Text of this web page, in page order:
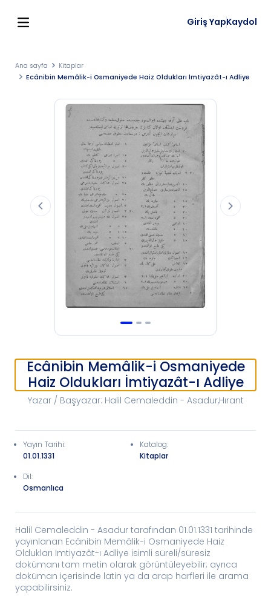
Giriş YapKaydol
Ana sayfa
Kitaplar
Ecânibin Memâlik-i Osmaniyede Haiz Oldukları İmtiyazât-ı Adliye
Ecânibin Memâlik-i Osmaniyede
Haiz Oldukları İmtiyazât-ı Adliye
Yazar / Başyazar: Halil Cemaleddin - Asadur,Hırant
Yayın Tarihi:
01.01.1331
Katalog:
Kitaplar
Dil:
Osmanlıca
Halil Cemaleddin - Asadur tarafından 01.01.1331 tarihinde
yayınlanan Ecânibin Memâlik-i Osmaniyede Haiz
Oldukları İmtiyazât-ı Adliye isimli süreli/süresiz
dokümanı tam metin olarak görüntüleyebilir; ayrıca
doküman içerisinde latin ya da arap harfleri ile arama
yapabilirsiniz.